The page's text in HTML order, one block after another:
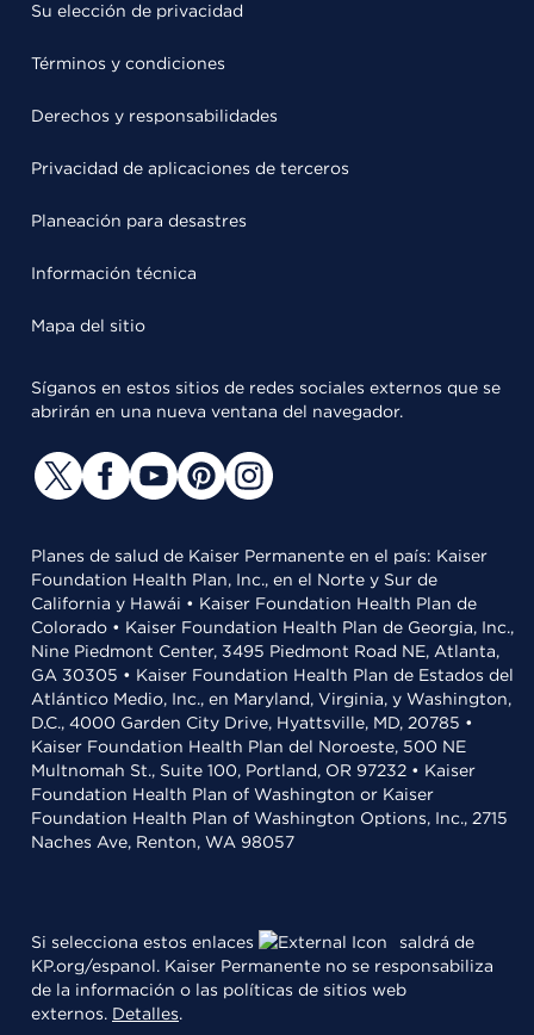
Su elección de privacidad
Términos y condiciones
Derechos y responsabilidades
Privacidad de aplicaciones de terceros
Planeación para desastres
Información técnica
Mapa del sitio
Síganos en estos sitios de redes sociales externos que se
abrirán en una nueva ventana del navegador.
Planes de salud de Kaiser Permanente en el país: Kaiser
Foundation Health Plan, Inc., en el Norte y Sur de
California y Hawái • Kaiser Foundation Health Plan de
Colorado • Kaiser Foundation Health Plan de Georgia, Inc.,
Nine Piedmont Center, 3495 Piedmont Road NE, Atlanta,
GA 30305 • Kaiser Foundation Health Plan de Estados del
Atlántico Medio, Inc., en Maryland, Virginia, y Washington,
D.C., 4000 Garden City Drive, Hyattsville, MD, 20785 •
Kaiser Foundation Health Plan del Noroeste, 500 NE
Multnomah St., Suite 100, Portland, OR 97232 • Kaiser
Foundation Health Plan of Washington or Kaiser
Foundation Health Plan of Washington Options, Inc., 2715
Naches Ave, Renton, WA 98057
Si selecciona estos enlaces
saldrá de
KP.org/espanol. Kaiser Permanente no se responsabiliza
de la información o las políticas de sitios web
externos. Detalles.